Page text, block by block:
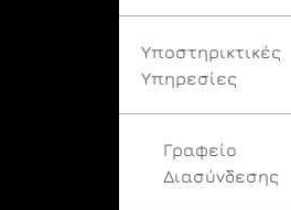
Υποστηρικτικές
Υπηρεσίες
Γραφείο
Διασύνδεσης